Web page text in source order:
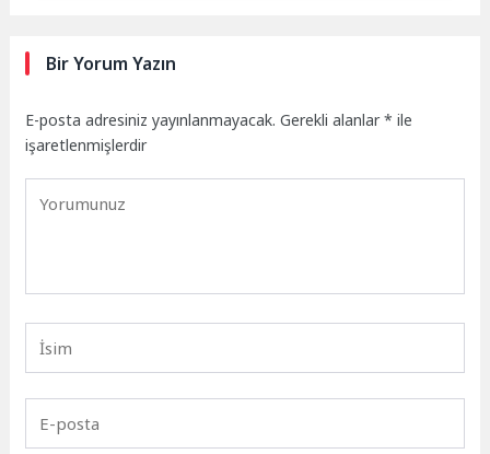
Bir Yorum Yazın
E-posta adresiniz yayınlanmayacak. Gerekli alanlar* ile
işaretlenmişlerdir